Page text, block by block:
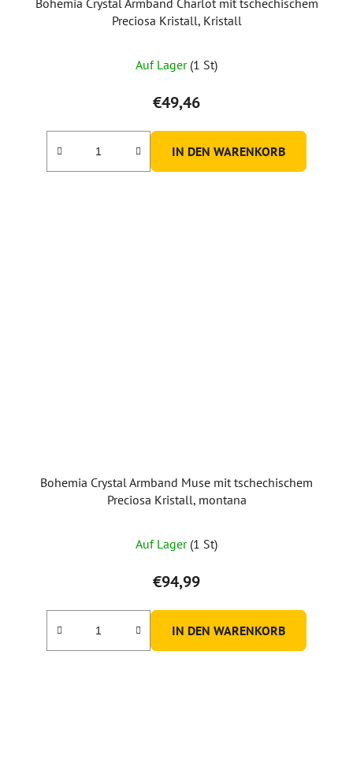
Preciosa Kristall, Kristall
Auf Lager (1 St)
€49,46
IN DEN WARENKORB
Bohemia Crystal Armband Muse mit tschechischem
Preciosa Kristall, montana
Auf Lager (1 St)
€94,99
IN DEN WARENKORB